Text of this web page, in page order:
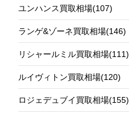
ユンハンス買取相場(107)
ランゲ&ゾーネ買取相場(146)
リシャールミル買取相場(111)
ルイヴィトン買取相場(120)
ロジェデュブイ買取相場(155)